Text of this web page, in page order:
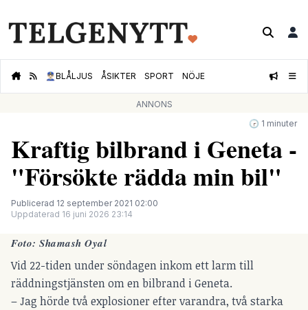
👮🏻‍♂️BLÅLJUS ÅSIKTER SPORT NÖJE
ANNONS
🕝 1 minuter
Kraftig bilbrand i Geneta -
"Försökte rädda min bil"
Publicerad 12 september 2021 02:00
Uppdaterad 16 juni 2026 23:14
Foto: Shamash Oyal
Vid 22-tiden under söndagen inkom ett larm till
räddningstjänsten om en bilbrand i Geneta.
– Jag hörde två explosioner efter varandra, två starka